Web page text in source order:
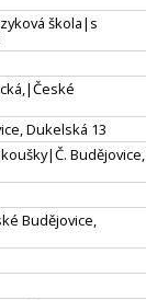
škola|s
Dukelská 13
Budějovice,
Budějovice,